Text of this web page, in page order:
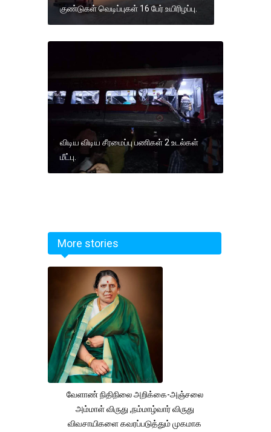
குண்டுகள் வெடிப்புகள் 16 பேர் உயிரிழப்பு.
விடிய விடிய சீரமைப்பு பணிகள் 2 உடல்கள்
மீட்பு.
More stories
வேளாண் நிதிநிலை அறிக்கை-அஞ்சலை
அம்மாள் விருது ,நம்மாழ்வார் விருது
விவசாயிகளை கவரப்படுத்தும் முகமாக